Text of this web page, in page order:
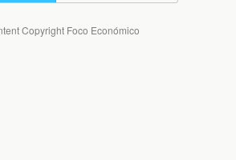
Copyright Foco Económico